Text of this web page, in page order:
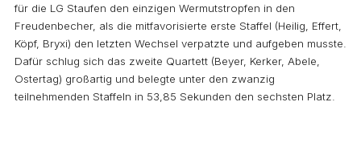
für die LG Staufen den einzigen Wermutstropfen in den
Freudenbecher, als die mitfavorisierte erste Staffel (Heilig, Effert,
Köpf, Bryxi) den letzten Wechsel verpatzte und aufgeben musste.
Dafür schlug sich das zweite Quartett (Beyer, Kerker, Abele,
Ostertag) großartig und belegte unter den zwanzig
teilnehmenden Staffeln in 53,85 Sekunden den sechsten Platz.